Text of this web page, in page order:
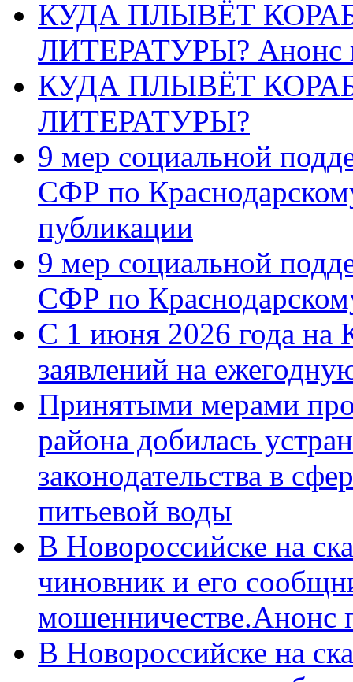
КУДА ПЛЫВЁТ
ЛИТЕРАТУРЫ? Анонс
КУДА ПЛЫВЁТ
ЛИТЕРАТУРЫ?
9 мер социальной
СФР по
публикации
9 мер социальной
СФР по
С 1 июня 2026 года на
заявлений на
Принятыми мерами
района добилась
законодательства в
питьевой воды
В Новороссийске на
чиновник и его
мошенничестве.Анонс
В Новороссийске на